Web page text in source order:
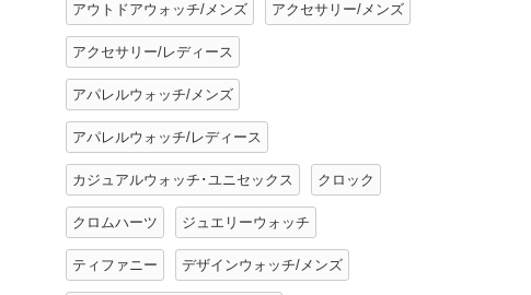
アウトドアウォッチ/メンズ アクセサリー/メンズ
アクセサリー/レディース
アパレルウォッチ/メンズ
アパレルウォッチ/レディース
カジュアルウォッチ･ユニセックス クロック
クロムハーツ ジュエリーウォッチ
ティファニー デザインウォッチ/メンズ